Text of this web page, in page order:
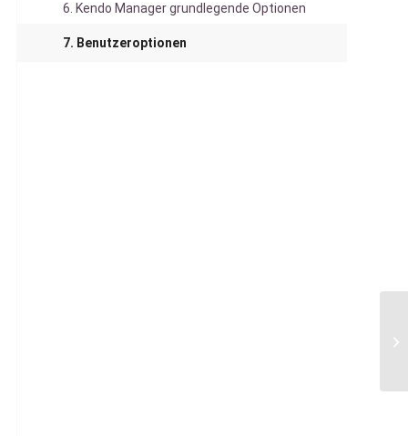
6. Kendo Manager grundlegende Optionen
7. Benutzeroptionen
1.